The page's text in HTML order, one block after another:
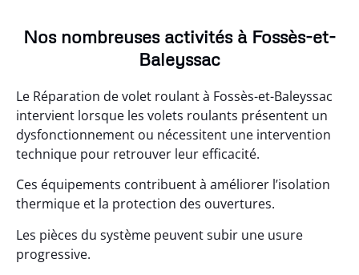
Nos nombreuses activités à Fossès-et-
Baleyssac
Le Réparation de volet roulant à Fossès-et-Baleyssac
intervient lorsque les volets roulants présentent un
dysfonctionnement ou nécessitent une intervention
technique pour retrouver leur efficacité.
Ces équipements contribuent à améliorer l’isolation
thermique et la protection des ouvertures.
Les pièces du système peuvent subir une usure
progressive.